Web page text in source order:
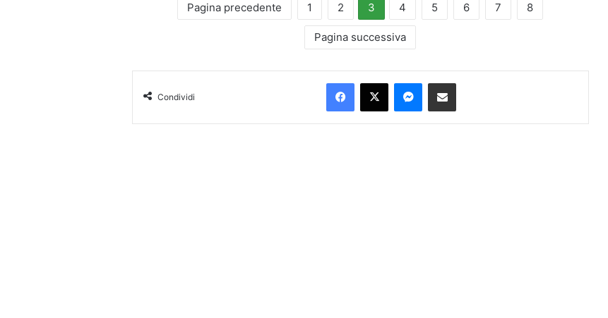
Pagina precedente 1 2 3 4 5 6 7 8
Pagina successiva
Condividi
Facebook
X Messenger
Condividi via Email